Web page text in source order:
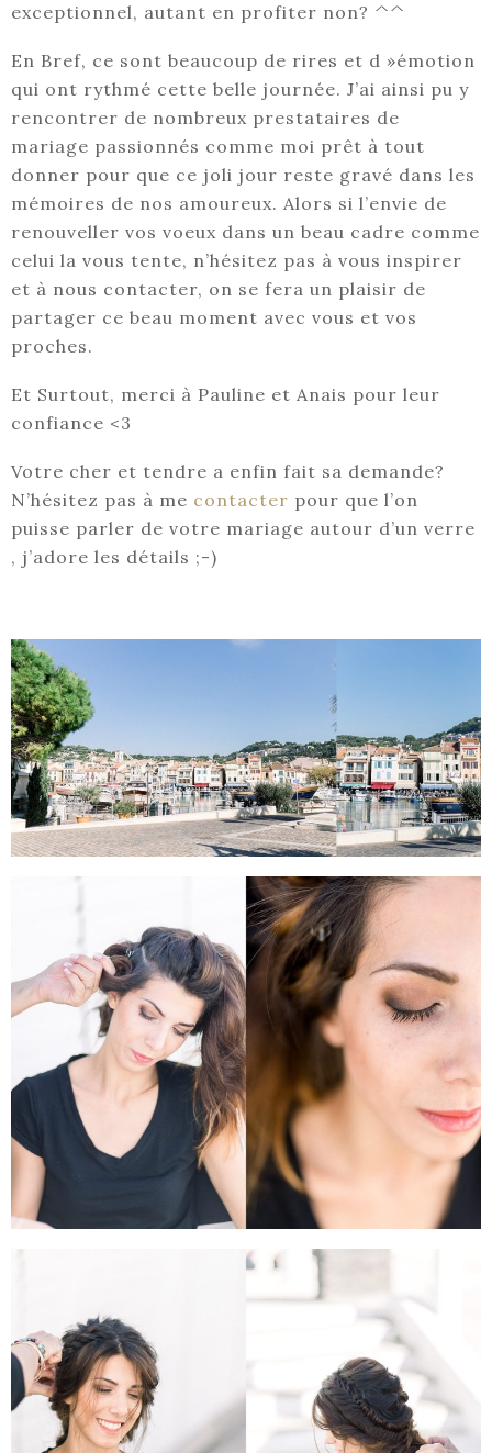
exceptionnel, autant en profiter non? ^^
En Bref, ce sont beaucoup de rires et d »émotion
qui ont rythmé cette belle journée. J’ai ainsi pu y
rencontrer de nombreux prestataires de
mariage passionnés comme moi prêt à tout
donner pour que ce joli jour reste gravé dans les
mémoires de nos amoureux. Alors si l’envie de
renouveller vos voeux dans un beau cadre comme
celui la vous tente, n’hésitez pas à vous inspirer
et à nous contacter, on se fera un plaisir de
partager ce beau moment avec vous et vos
proches.
Et Surtout, merci à Pauline et Anais pour leur
confiance <3
Votre cher et tendre a enfin fait sa demande?
N’hésitez pas à me contacter pour que l’on
puisse parler de votre mariage autour d’un verre
, j’adore les détails ;-)